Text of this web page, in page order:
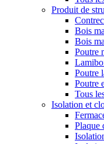
Produit de
Bois
Bois
Poutre
Poutre
Poutre
Tous
Isolation et
Plaque